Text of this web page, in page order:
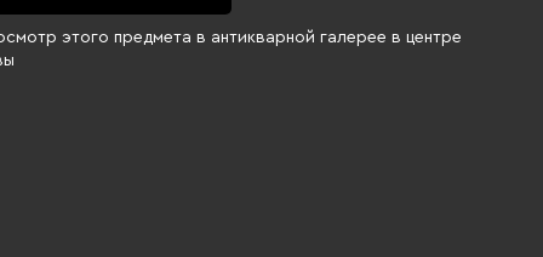
этого предмета в антикварной галерее в центре